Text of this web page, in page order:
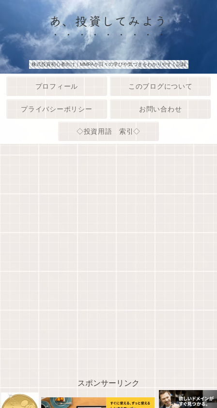
あ、投資してみよう
株式投資初心者向け｜MMPAが日々の学びや気づきをわかりやすく記録
プロフィール このブログについて
プライバシーポリシー お問い合わせ
◇投資用語 索引◇
スポンサーリンク